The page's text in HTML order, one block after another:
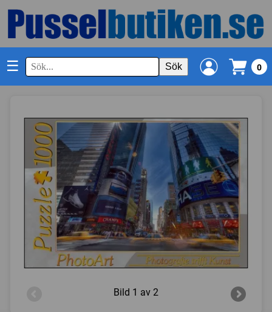
☰ Sök 0
Bild 1 av 2